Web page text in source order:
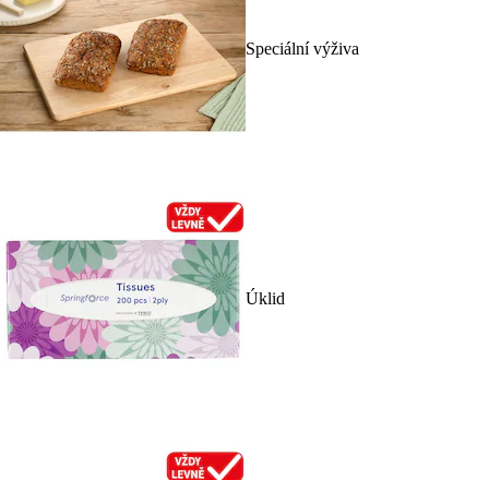
Speciální výživa
Úklid